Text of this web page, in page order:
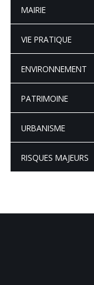
MAIRIE
VIE PRATIQUE
ENVIRONNEMENT
PATRIMOINE
URBANISME
RISQUES MAJEURS